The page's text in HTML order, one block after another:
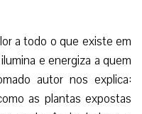
a todo o que existe em
e energiza a quem
autor nos explica:
as plantas expostas